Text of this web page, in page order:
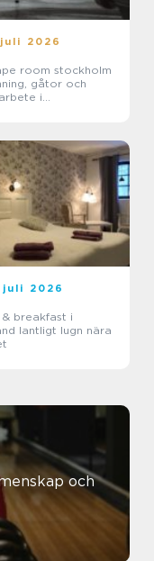
2026
room stockholm
gåtor och
i
juli 2026
breakfast i
nära
och